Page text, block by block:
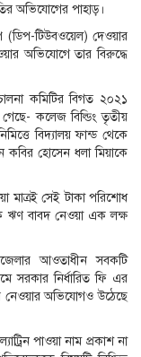
অভিযোগের পাহাড়।
টিউবওয়েল) দেওয়ার
অভিযোগে তার বিরুদ্ধে
কমিটির বিগত ২০২১
কলেজ বিল্ডিং তৃতীয়
বিদ্যালয় ফান্ড থেকে
কবির হোসেন ধলা মিয়াকে
মাত্রই সেই টাকা পরিশোধ
ঋণ বাবদ নেওয়া এক লক্ষ
আওতাধীন সবকটি
সরকার নির্ধারিত ফি এর
নেওয়ার অভিযোগও উঠেছে
পাওয়া নাম প্রকাশ না